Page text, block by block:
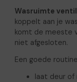
Wasruimte
koppelt aan je
komt de meeste
niet afgesloten.
Een goede
laat deur of